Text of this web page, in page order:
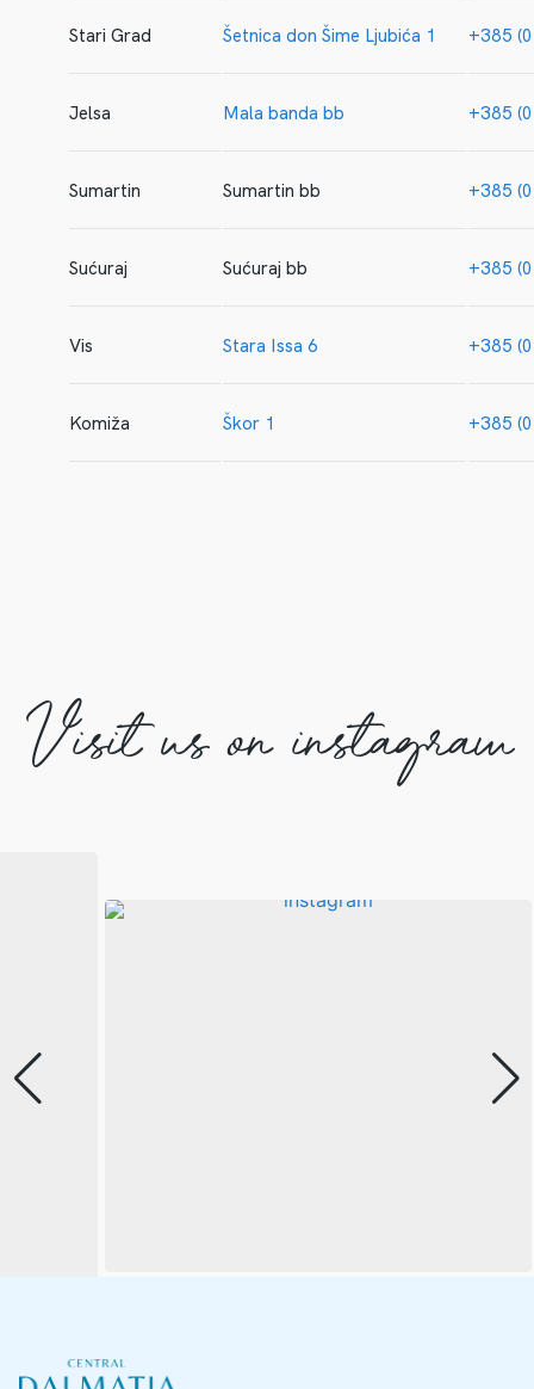
Stari Grad Šetnica don Šime Ljubića 1 +385
Jelsa Mala banda bb +385
Sumartin Sumartin bb +385
Sućuraj Sućuraj bb +385
Vis Stara Issa 6 +385
Komiža Škor 1 +385
Visit us on instagram